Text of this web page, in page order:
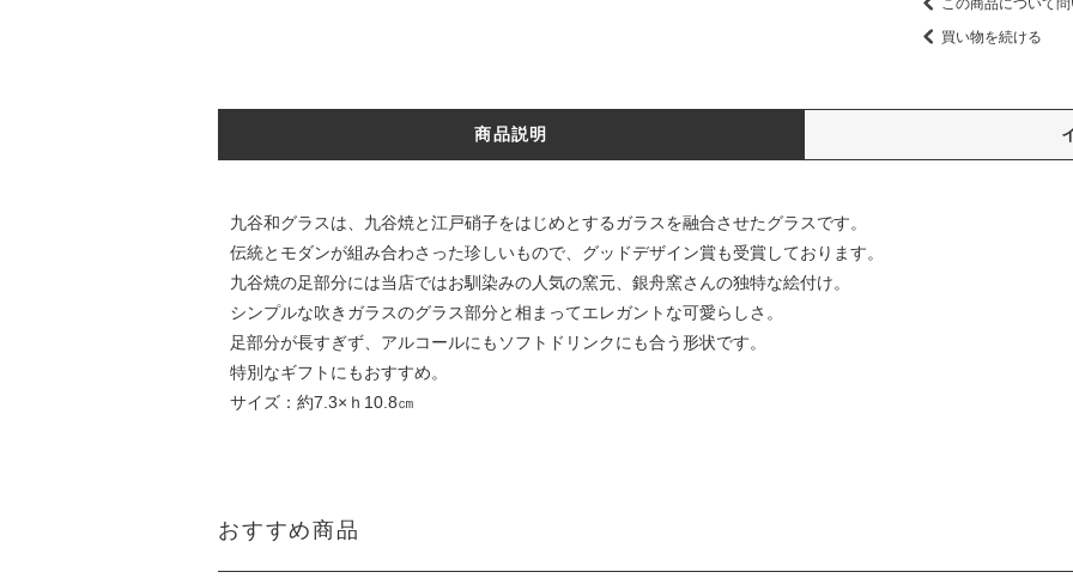
この商品について
買い物を続ける
商品説明
九谷和グラスは、九谷焼と江戸硝子をはじめとするガラスを融合させたグラスです。
伝統とモダンが組み合わさった珍しいもので、グッドデザイン賞も受賞しております。
九谷焼の足部分には当店ではお馴染みの人気の窯元、銀舟窯さんの独特な絵付け。
シンプルな吹きガラスのグラス部分と相まってエレガントな可愛らしさ。
足部分が長すぎず、アルコールにもソフトドリンクにも合う形状です。
特別なギフトにもおすすめ。
サイズ：約7.3×ｈ10.8㎝
おすすめ商品